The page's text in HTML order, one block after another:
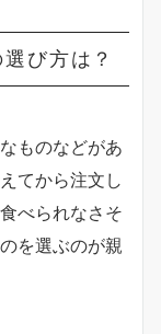
び方は？
ものなどがあ
てから注文し
べられなさそ
を選ぶのが親